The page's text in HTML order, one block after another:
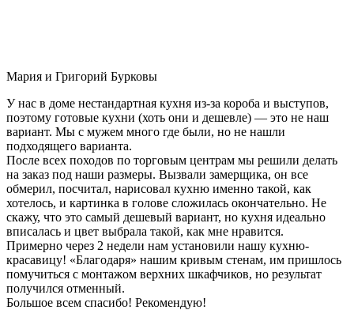
Мария и Григорий Бурковы
У нас в доме нестандартная кухня из-за короба и выступов,
поэтому готовые кухни (хоть они и дешевле) — это не наш
вариант. Мы с мужем много где были, но не нашли
подходящего варианта.
После всех походов по торговым центрам мы решили делать
на заказ под наши размеры. Вызвали замерщика, он все
обмерил, посчитал, нарисовал кухню именно такой, как
хотелось, и картинка в голове сложилась окончательно. Не
скажу, что это самый дешевый вариант, но кухня идеально
вписалась и цвет выбрала такой, как мне нравится.
Примерно через 2 недели нам установили нашу кухню-
красавицу! «Благодаря» нашим кривым стенам, им пришлось
помучиться с монтажом верхних шкафчиков, но результат
получился отменный.
Большое всем спасибо! Рекомендую!